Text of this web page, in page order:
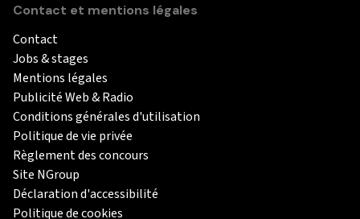
Contact et mentions légales
Contact
Jobs & stages
Mentions légales
Publicité Web & Radio
Conditions générales d'utilisation
Politique de vie privée
Règlement des concours
Site NGroup
Déclaration d'accessibilité
Politique de cookies